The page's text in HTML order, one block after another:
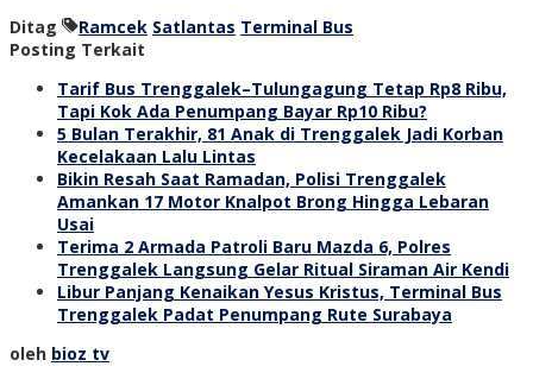
Ditag Ramcek Satlantas Terminal Bus
Posting Terkait
Tarif Bus Trenggalek–Tulungagung Tetap Rp8 Ribu,
Tapi Kok Ada Penumpang Bayar Rp10 Ribu?
5 Bulan Terakhir, 81 Anak di Trenggalek Jadi Korban
Kecelakaan Lalu Lintas
Bikin Resah Saat Ramadan, Polisi Trenggalek
Amankan 17 Motor Knalpot Brong Hingga Lebaran
Usai
Terima 2 Armada Patroli Baru Mazda 6, Polres
Trenggalek Langsung Gelar Ritual Siraman Air Kendi
Libur Panjang Kenaikan Yesus Kristus, Terminal Bus
Trenggalek Padat Penumpang Rute Surabaya
oleh bioz tv